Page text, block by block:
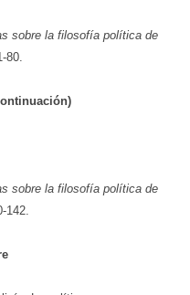
sobre la filosofía política de
80.
sobre la filosofía política de
142.